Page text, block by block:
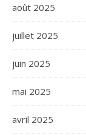
août 2025
juillet 2025
juin 2025
mai 2025
avril 2025